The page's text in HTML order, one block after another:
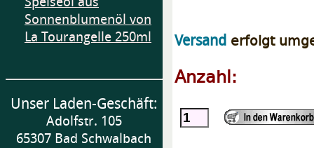
Sonnenblumenöl von
La Tourangelle 250ml
Unser Laden-Geschäft:
Adolfstr. 105
65307 Bad Schwalbach
Versand erfolgt
Anzahl: